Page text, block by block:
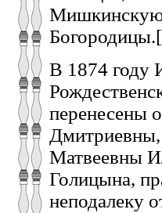
Мишкинскую
В 1874 году
перенесены
Матвеевны
Голицына,
неподалеку